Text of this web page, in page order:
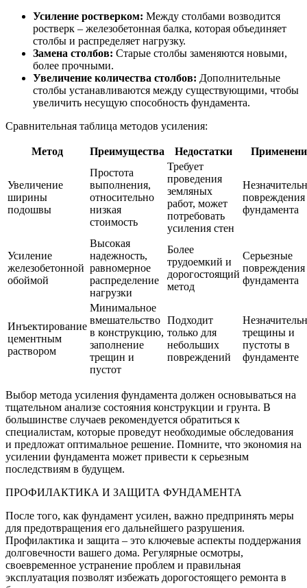
Усиление ростверком: Между столбами возводится
ростверк – железобетонная балка, которая объединяет
столбы и распределяет нагрузку.
Замена столбов: Старые столбы заменяются новыми,
более прочными.
Увеличение количества столбов: Дополнительные
столбы устанавливаются между существующими, чтобы
увеличить несущую способность фундамента.
Сравнительная таблица методов усиления:
Метод Преимущества Недостатки
Увеличение
ширины
подошвы
Простота
выполнения,
относительно
низкая
стоимость
Требует
проведения
земляных
работ, может
потребовать
усиления стен
повреждения
фундамента
Усиление
железобетонной
обоймой
Высокая
надежность,
равномерное
распределение
нагрузки
Более
трудоемкий и
дорогостоящий
метод
Серьезные
повреждения
фундамента
Инъектирование
цементным
раствором
Минимальное
вмешательство
в конструкцию,
заполнение
трещин и
пустот
Подходит
только для
небольших
повреждений
трещины и
пустоты в
фундаменте
Выбор метода усиления фундамента должен основываться на
тщательном анализе состояния конструкции и грунта. В
большинстве случаев рекомендуется обратиться к
специалистам, которые проведут необходимые обследования
и предложат оптимальное решение. Помните, что экономия на
усилении фундамента может привести к серьезным
последствиям в будущем.
ПРОФИЛАКТИКА И ЗАЩИТА ФУНДАМЕНТА
После того, как фундамент усилен, важно предпринять меры
для предотвращения его дальнейшего разрушения.
Профилактика и защита – это ключевые аспекты поддержания
долговечности вашего дома. Регулярные осмотры,
своевременное устранение проблем и правильная
эксплуатация позволят избежать дорогостоящего ремонта в